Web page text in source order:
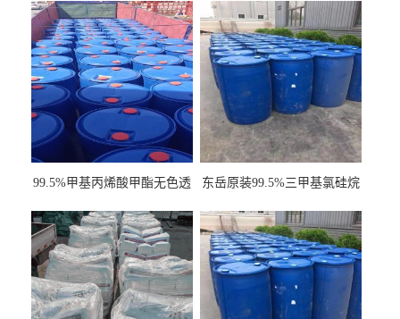
99.5%甲基丙烯酸甲酯无色透
东岳原装99.5%三甲基氯硅烷